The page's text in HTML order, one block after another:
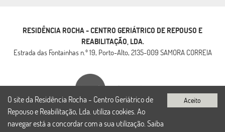
© Todos os direitos reservados |Política de Proteção de Dados Pessoais
Desenvolvido porBOMSITE
RESIDÊNCIA ROCHA - CENTRO GERIÁTRICO DE REPOUSO E
REABILITAÇÃO, LDA.
Estrada das Fontainhas n.º 19, Porto-Alto, 2135-009 SAMORA CORREIA
O site da Residência Rocha - Centro Geriátrico de
Repouso e Reabilitação, Lda. utiliza cookies. Ao
navegar está a concordar com a sua utilização. Saiba